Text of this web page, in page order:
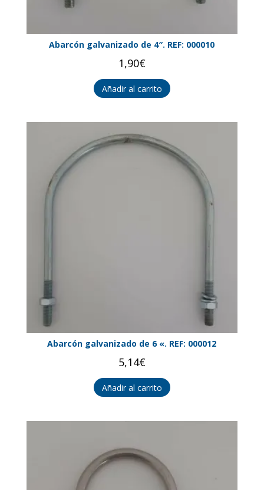
Abarcón galvanizado de 4″. REF: 000010
1,90€
Añadir al carrito
Abarcón galvanizado de 6 «. REF: 000012
5,14€
Añadir al carrito